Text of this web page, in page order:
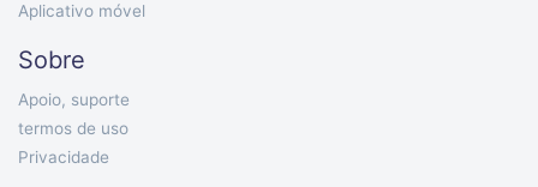
Aplicativo móvel
Sobre
Apoio, suporte
termos de uso
Privacidade